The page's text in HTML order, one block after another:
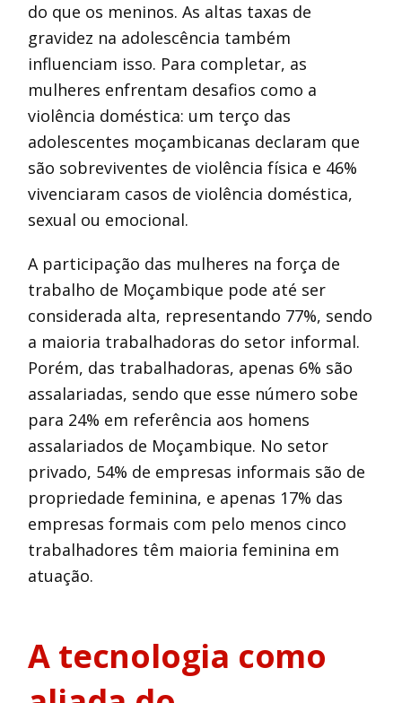
do que os meninos. As altas taxas de
gravidez na adolescência também
influenciam isso. Para completar, as
mulheres enfrentam desafios como a
violência doméstica: um terço das
adolescentes moçambicanas declaram que
são sobreviventes de violência física e 46%
vivenciaram casos de violência doméstica,
sexual ou emocional.
A participação das mulheres na força de
trabalho de Moçambique pode até ser
considerada alta, representando 77%, sendo
a maioria trabalhadoras do setor informal.
Porém, das trabalhadoras, apenas 6% são
assalariadas, sendo que esse número sobe
para 24% em referência aos homens
assalariados de Moçambique. No setor
privado, 54% de empresas informais são de
propriedade feminina, e apenas 17% das
empresas formais com pelo menos cinco
trabalhadores têm maioria feminina em
atuação.
A tecnologia como